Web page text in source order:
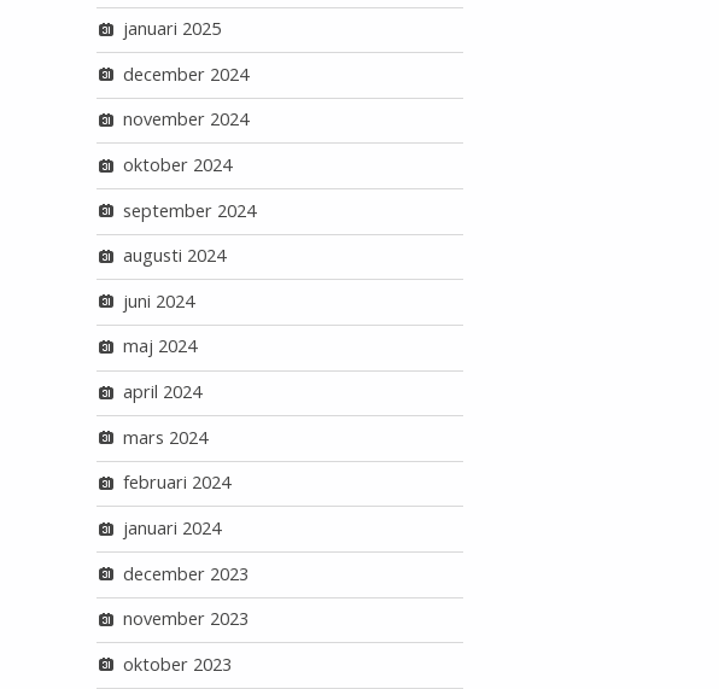
januari 2025
december 2024
november 2024
oktober 2024
september 2024
augusti 2024
juni 2024
maj 2024
april 2024
mars 2024
februari 2024
januari 2024
december 2023
november 2023
oktober 2023